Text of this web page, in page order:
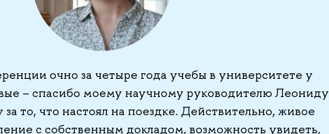
очно за четыре года учебы в университете у
– спасибо моему научному руководителю Леониду
то, что настоял на поездке. Действительно, живое
с собственным докладом, возможность увидеть,